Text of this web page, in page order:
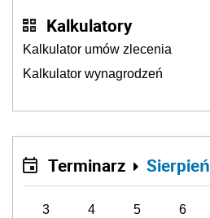
Kalkulatory
Kalkulator umów zlecenia
Kalkulator wynagrodzeń
Terminarz Sierpień
3 4 5 6